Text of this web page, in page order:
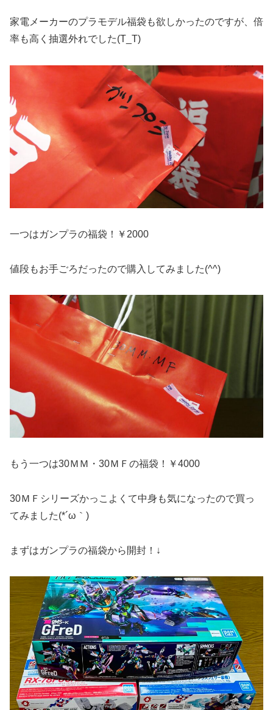
家電メーカーのプラモデル福袋も欲しかったのですが、倍
率も高く抽選外れでした(T_T)
一つはガンプラの福袋！￥2000
値段もお手ごろだったので購入してみました(^^)
もう一つは30ＭＭ・30ＭＦの福袋！￥4000
30ＭＦシリーズかっこよくて中身も気になったので買っ
てみました(*´ω｀)
まずはガンプラの福袋から開封！↓